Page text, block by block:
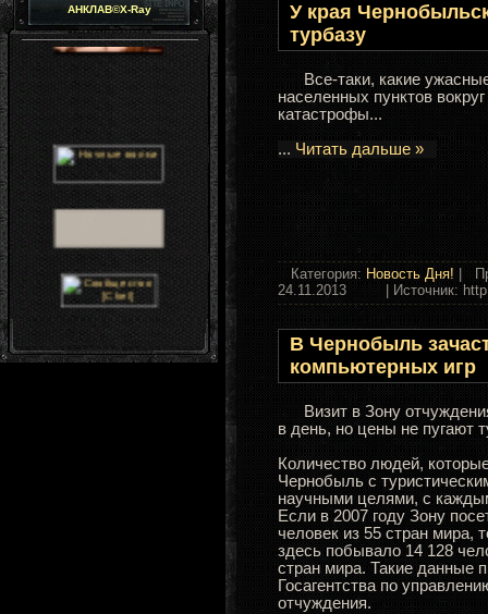
АНКЛАВ©X-Ray
У края
турбазу
Все-таки, какие
населенных пунктов
катастрофы...
... Читать дальше »
Категория: Новость Дня! |
24.11.2013 | Источник:
В Чернобыль
компьютерных игр
Визит в Зону
в день, но цены не пугают
Количество людей,
Чернобыль с
научными целями, с
Если в 2007 году Зону
человек из 55 стран мира,
здесь побывало 14 128
стран мира. Такие данные
Госагентства по
отчуждения.